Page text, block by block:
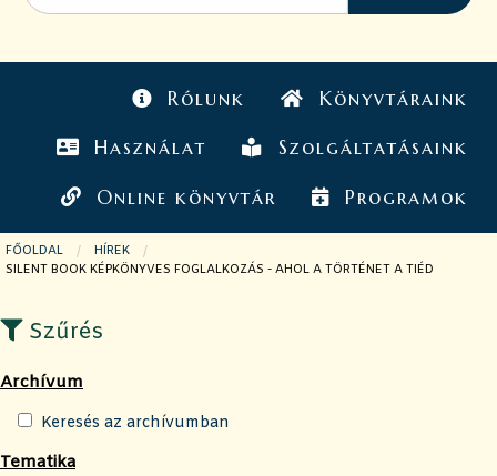
Rólunk Könyvtáraink
Használat Szolgáltatásaink
Online könyvtár Programok
FŐOLDAL
HÍREK
JELENLEGI OLDAL:
SILENT BOOK KÉPKÖNYVES FOGLALKOZÁS - AHOL A TÖRTÉNET A TIÉD
Szűrés
Archívum
Keresés az archívumban
Tematika